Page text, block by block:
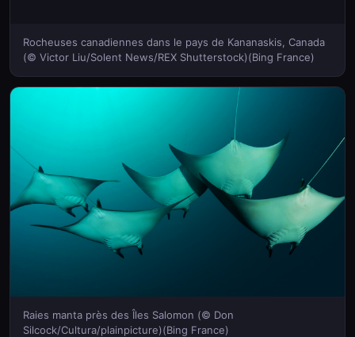
Rocheuses canadiennes dans le pays de Kananaskis, Canada
(© Victor Liu/Solent News/REX Shutterstock)(Bing France)
Raies manta près des Îles Salomon (© Don
Silcock/Cultura/plainpicture)(Bing France)